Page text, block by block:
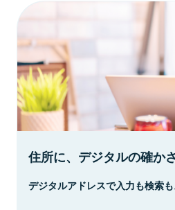
住所に、デジタルの確かさ
デジタルアドレスで入力も検索も